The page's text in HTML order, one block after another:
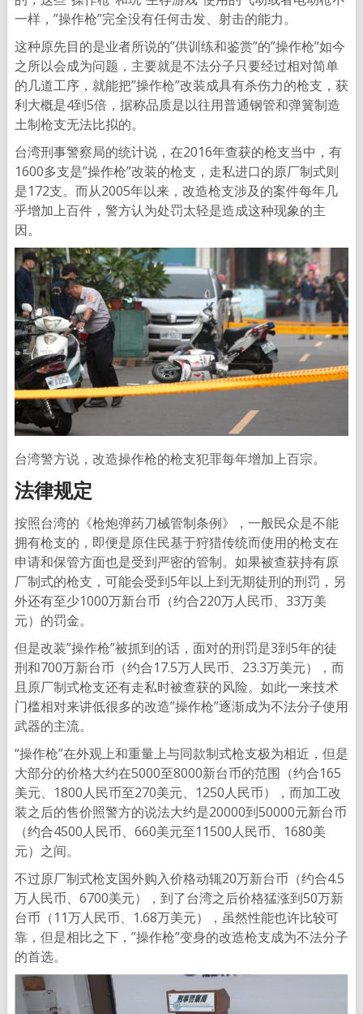
一样，”操作枪”完全没有任何击发、射击的能力。
这种原先目的是业者所说的”供训练和鉴赏”的”操作枪”如今
之所以会成为问题，主要就是不法分子只要经过相对简单
的几道工序，就能把”操作枪”改装成具有杀伤力的枪支，获
利大概是4到5倍，据称品质是以往用普通钢管和弹簧制造
土制枪支无法比拟的。
台湾刑事警察局的统计说，在2016年查获的枪支当中，有
1600多支是”操作枪”改装的枪支，走私进口的原厂制式则
是172支。而从2005年以来，改造枪支涉及的案件每年几
乎增加上百件，警方认为处罚太轻是造成这种现象的主
因。
台湾警方说，改造操作枪的枪支犯罪每年增加上百宗。
法律规定
按照台湾的《枪炮弹药刀械管制条例》，一般民众是不能
拥有枪支的，即便是原住民基于狩猎传统而使用的枪支在
申请和保管方面也是受到严密的管制。如果被查获持有原
厂制式的枪支，可能会受到5年以上到无期徒刑的刑罚，另
外还有至少1000万新台币（约合220万人民币、33万美
元）的罚金。
但是改装”操作枪”被抓到的话，面对的刑罚是3到5年的徒
刑和700万新台币（约合17.5万人民币、23.3万美元），而
且原厂制式枪支还有走私时被查获的风险。如此一来技术
门槛相对来讲低很多的改造”操作枪”逐渐成为不法分子使用
武器的主流。
“操作枪”在外观上和重量上与同款制式枪支极为相近，但是
大部分的价格大约在5000至8000新台币的范围（约合165
美元、1800人民币至270美元、1250人民币），而加工改
装之后的售价照警方的说法大约是20000到50000元新台币
（约合4500人民币、660美元至11500人民币、1680美
元）之间。
不过原厂制式枪支国外购入价格动辄20万新台币（约合4.5
万人民币、6700美元），到了台湾之后价格猛涨到50万新
台币（11万人民币、1.68万美元），虽然性能也许比较可
靠，但是相比之下，”操作枪”变身的改造枪支成为不法分子
的首选。